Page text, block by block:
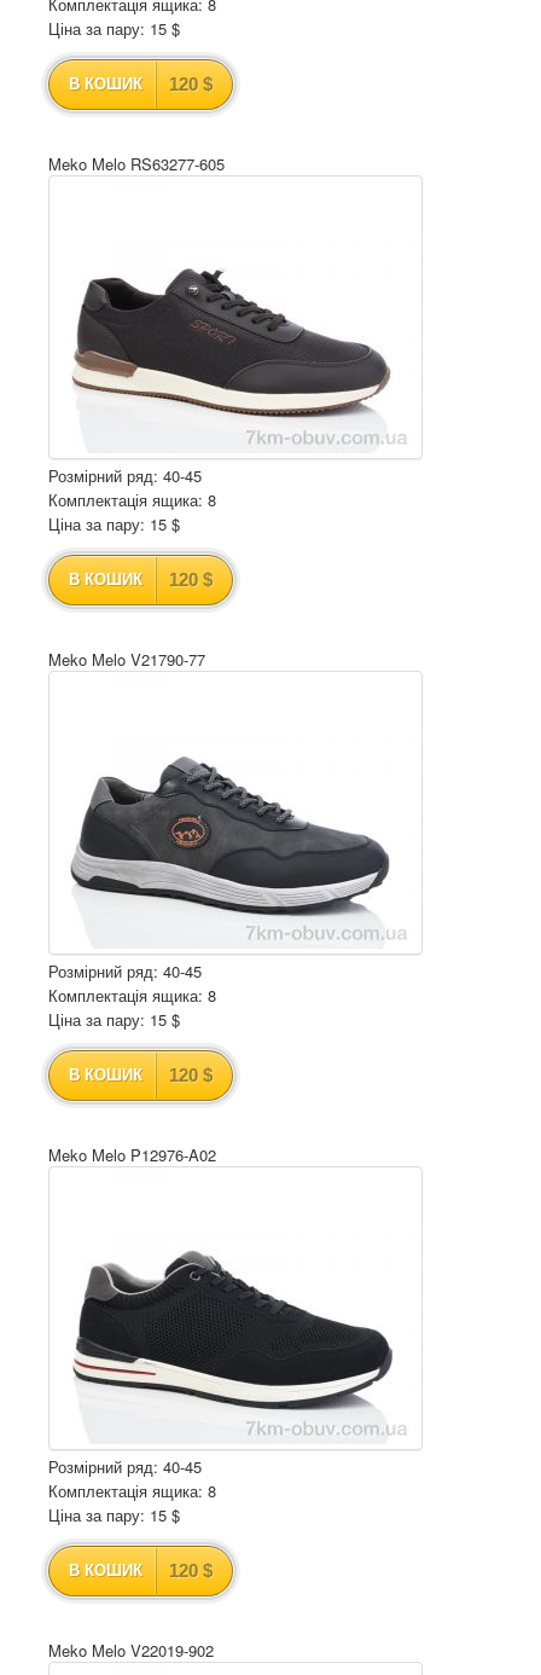
Ціна за пару: 15 $
В КОШИК 120 $
Meko Melo RS63277-605
Розмірний ряд: 40-45
Комплектація ящика: 8
Ціна за пару: 15 $
В КОШИК 120 $
Meko Melo V21790-77
Розмірний ряд: 40-45
Комплектація ящика: 8
Ціна за пару: 15 $
В КОШИК 120 $
Meko Melo P12976-A02
Розмірний ряд: 40-45
Комплектація ящика: 8
Ціна за пару: 15 $
В КОШИК 120 $
Meko Melo V22019-902